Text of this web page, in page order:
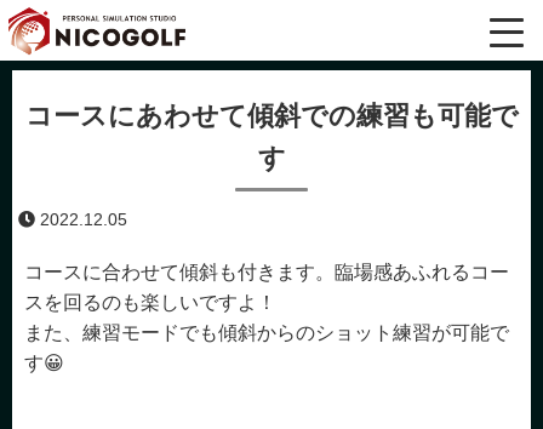
コースにあわせて傾斜での練習も可能で
す
2022.12.05
コースに合わせて傾斜も付きます。臨場感あふれるコー
スを回るのも楽しいですよ！
また、練習モードでも傾斜からのショット練習が可能で
す😀